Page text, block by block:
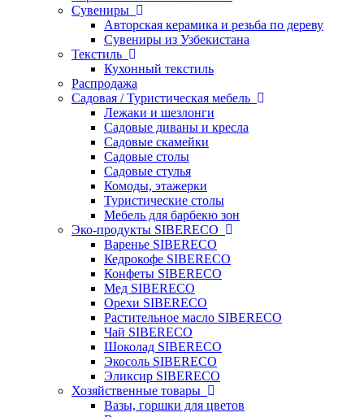
Сувениры
Авторская керамика и резьба по дереву
Сувениры из Узбекистана
Текстиль
Кухонный текстиль
Распродажа
Садовая / Туристическая мебель
Лежаки и шезлонги
Садовые диваны и кресла
Садовые скамейки
Садовые столы
Садовые стулья
Комоды, этажерки
Туристические столы
Мебель для барбекю зон
Эко-продукты SIBERECO
Варенье SIBERECO
Кедрокофе SIBERECO
Конфеты SIBERECO
Мед SIBERECO
Орехи SIBERECO
Растительное масло SIBERECO
Чай SIBERECO
Шоколад SIBERECO
Экосоль SIBERECO
Эликсир SIBERECO
Хозяйственные товары
Вазы, горшки для цветов